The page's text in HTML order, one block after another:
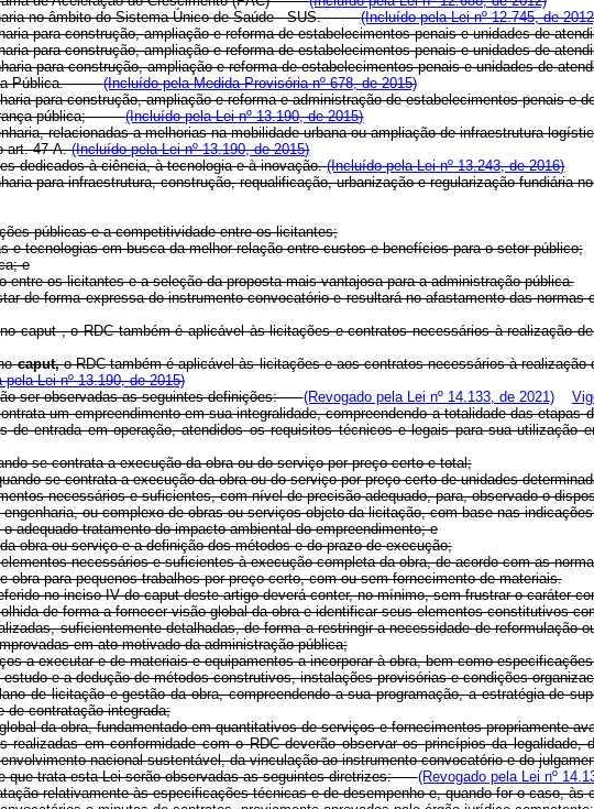
no âmbito do Sistema Único de Saúde - SUS.(Incluído pela Lei nº 12.745, de
para construção, ampliação e reforma de estabelecimentos penais e unidades de
para construção, ampliação e reforma de estabelecimentos penais e unidades de
para construção, ampliação e reforma de estabelecimentos penais e unidades de
Pública.(Incluído pela Medida Provisória nº 678, de 2015)
para construção, ampliação e reforma e administração de estabelecimentos
pública;(Incluído pela Lei nº 13.190, de 2015)
relacionadas a melhorias na mobilidade urbana ou ampliação de infraestrutura
art. 47-A.(Incluído pela Lei nº 13.190, de 2015)
dedicados à ciência, à tecnologia e à inovação.(Incluído pela Lei nº 13.243, de 2016)
para infraestrutura, construção, requalificação, urbanização e regularização
públicas e a competitividade entre os licitantes;
e tecnologias em busca da melhor relação entre custos e benefícios para o setor público;
e
entre os licitantes e a seleção da proposta mais vantajosa para a administração pública.
de forma expressa do instrumento convocatório e resultará no afastamento das normas
nocaput, o RDC também é aplicável às licitações e contratos necessários à
caput,o RDC também é aplicável às licitações e aos contratos necessários à
pela Lei nº 13.190, de 2015)
ser observadas as seguintes definições:(Revogado pela Lei nº 14.133, de 2021)
um empreendimento em sua integralidade, compreendendo a totalidade das
de entrada em operação, atendidos os requisitos técnicos e legais para sua
se contrata a execução da obra ou do serviço por preço certo e total;
se contrata a execução da obra ou do serviço por preço certo de unidades
necessários e suficientes, com nível de precisão adequado, para, observado o
ou complexo de obras ou serviços objeto da licitação, com base nas
adequado tratamento do impacto ambiental do empreendimento; e
obra ou serviço e a definição dos métodos e do prazo de execução;
necessários e suficientes à execução completa da obra, de acordo com as
obra para pequenos trabalhos por preço certo, com ou sem fornecimento de materiais.
no inciso IV docaputdeste artigo deverá conter, no mínimo, sem frustrar o caráter
de forma a fornecer visão global da obra e identificar seus elementos constitutivos
suficientemente detalhadas, de forma a restringir a necessidade de reformulação
em ato motivado da administração pública;
a executar e de materiais e equipamentos a incorporar à obra, bem como
e a dedução de métodos construtivos, instalações provisórias e condições
de licitação e gestão da obra, compreendendo a sua programação, a estratégia de
de contratação integrada;
da obra, fundamentado em quantitativos de serviços e fornecimentos propriamente
realizadas em conformidade com o RDC deverão observar os princípios da
nacional sustentável, da vinculação ao instrumento convocatório e do
que trata esta Lei serão observadas as seguintes diretrizes:(Revogado pela Lei nº
relativamente às especificações técnicas e de desempenho e, quando for o caso,